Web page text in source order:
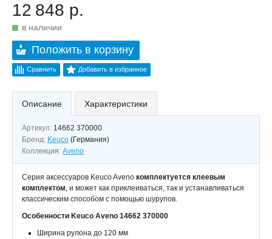
12 848 р.
в наличии
Положить в корзину
Сравнить Добавить в избранное
Описание Характеристики
Артикул: 14662 370000
Бренд: Keuco (Германия)
Коллекция: Aveno
Серия аксессуаров Keuco Aveno комплектуется клеевым
комплектом, и может как приклеиваться, так и устанавливаться
классическим способом с помощью шурупов.
Особенности Keuco Aveno 14662 370000
Ширина рулона до 120 мм